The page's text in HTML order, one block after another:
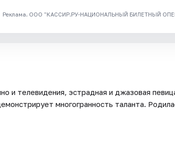
Реклама. ООО "КАССИР.РУ-НАЦИОНАЛЬНЫЙ БИЛЕТНЫЙ
и телевидения, эстрадная и джазовая
многогранность таланта.